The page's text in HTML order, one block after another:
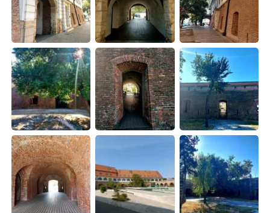
العربية Français
Deutsch 日本語
한국어 Русский
Indonesia Italiano
Türkçe Tiếng Việt
Português